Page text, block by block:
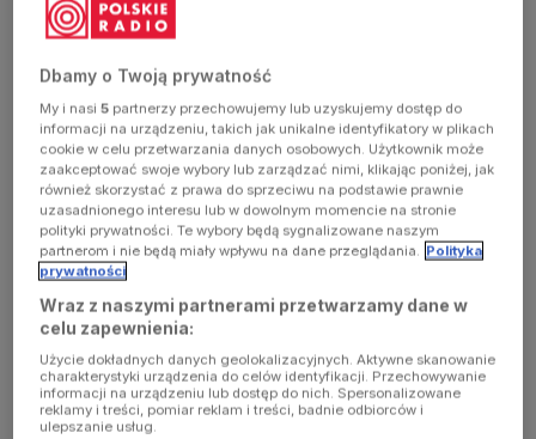
exception
has
occurred
(see the
browser
console for
more
information)
Dbamy o Twoją prywatność
My i nasi5 partnerzy przechowujemy lub uzyskujemy dostęp do
informacji na urządzeniu, takich jak unikalne identyfikatory w plikach
cookie w celu przetwarzania danych osobowych. Użytkownik może
zaakceptować swoje wybory lub zarządzać nimi, klikając poniżej, jak
również skorzystać z prawa do sprzeciwu na podstawie prawnie
uzasadnionego interesu lub w dowolnym momencie na stronie
polityki prywatności. Te wybory będą sygnalizowane naszym
partnerom i nie będą miały wpływu na dane przeglądania. Polityka
prywatności
Wraz z naszymi partnerami przetwarzamy dane w
celu zapewnienia:
Użycie dokładnych danych geolokalizacyjnych. Aktywne skanowanie
charakterystyki urządzenia do celów identyfikacji. Przechowywanie
informacji na urządzeniu lub dostęp do nich. Spersonalizowane
reklamy i treści, pomiar reklam i treści, badnie odbiorców i
ulepszanie usług.